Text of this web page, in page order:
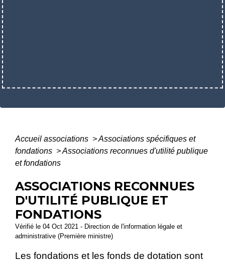
Accueil associations >Associations spécifiques et
fondations >Associations reconnues d'utilité publique
et fondations
ASSOCIATIONS RECONNUES
D'UTILITÉ PUBLIQUE ET
FONDATIONS
Vérifié le 04 Oct 2021 - Direction de l'information légale et
administrative (Première ministre)
Les fondations et les fonds de dotation sont